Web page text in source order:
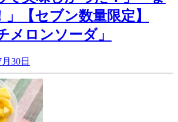
【セブン数量限定】
メロンソーダ」
30日